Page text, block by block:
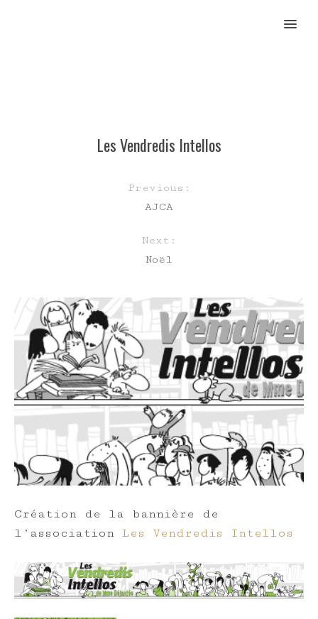
MENU
Création de la bannière de
l’association Les Vendredis Intellos
Les Vendredis Intellos
Previous:
AJCA
Next:
Noël